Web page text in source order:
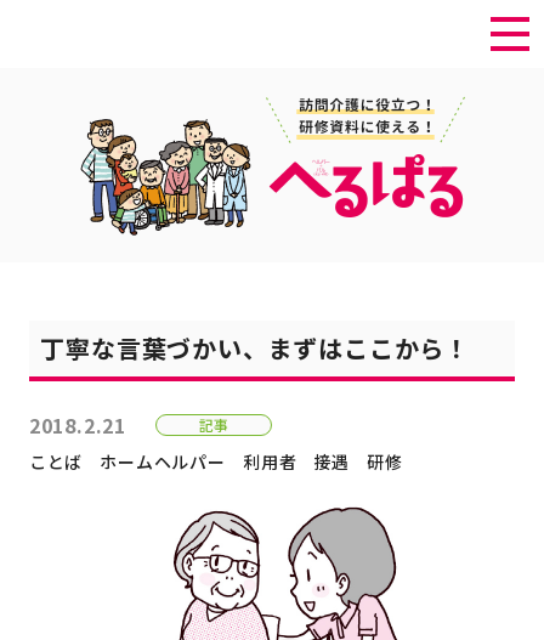
丁寧な言葉づかい、まずはここから！
2018.2.21 記事
ことば ホームヘルパー 利用者 接遇 研修